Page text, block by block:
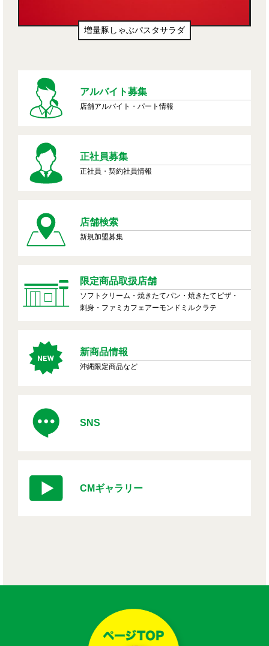
増量豚しゃぶパスタサラダ
アルバイト募集
店舗アルバイト・パート情報
正社員募集
正社員・契約社員情報
店舗検索
新規加盟募集
限定商品取扱店舗
ソフトクリーム・焼きたてパン・焼きたてピザ・
刺身・ファミカフェアーモンドミルクラテ
新商品情報
沖縄限定商品など
SNS
CMギャラリー